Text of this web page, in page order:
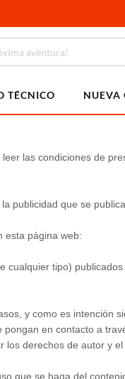
TÉCNICO NUEVA
las condiciones de
publicidad que se
esta página web:
cualquier tipo)
y como es
en contacto a
derechos de autor y
que se haga del